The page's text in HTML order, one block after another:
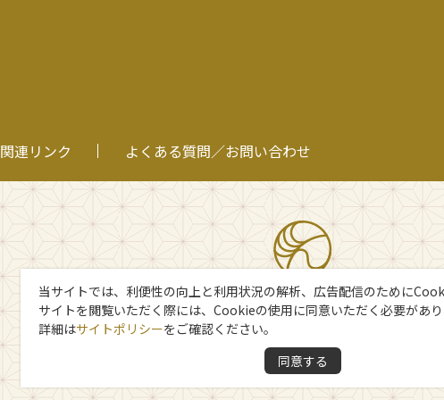
関連リンク よくある質問／お問い合わせ
Copyright 日光市観光協会All Rights Reserved.
当サイトでは、利便性の向上と利用状況の解析、広告配信のために
サイトを閲覧いただく際には、Cookieの使用に同意いただく必要があり
詳細はサイトポリシーをご確認ください。
同意する